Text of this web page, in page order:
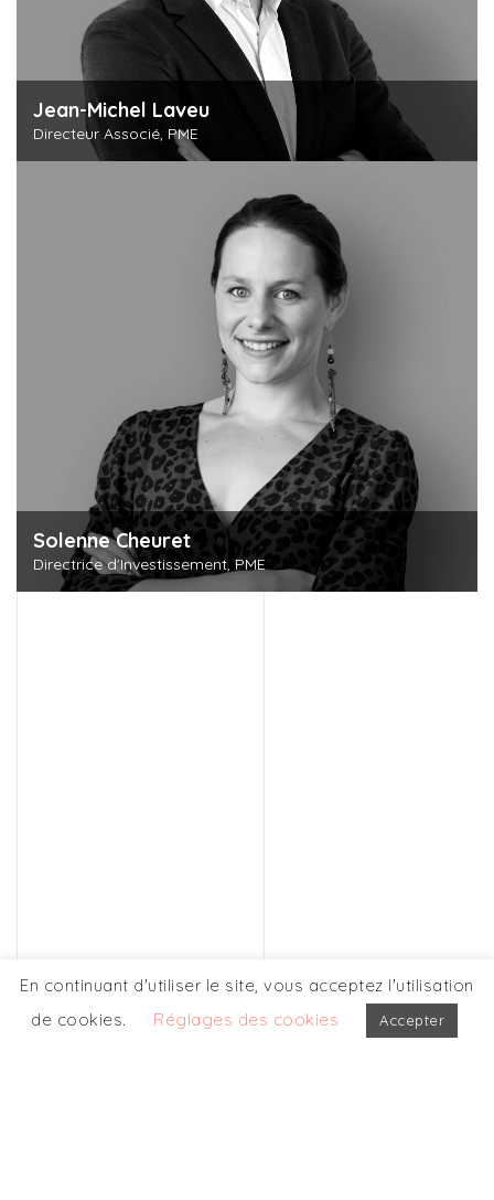
Jean-Michel Laveu
Directeur Associé, PME
Solenne Cheuret
Directrice d'Investissement, PME
En continuant d'utiliser le site, vous acceptez l'utilisation
de cookies.
Réglages des cookies Accepter